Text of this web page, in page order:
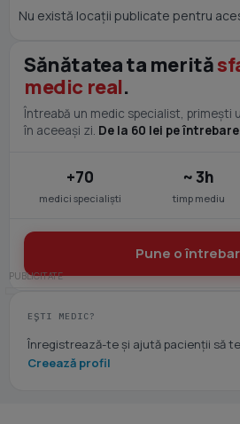
Nu există locații publicate pentru
Sănătatea ta merită
medic real.
Întreabă un medic specialist, primești
în aceeași zi. De la 60 lei pe
+70
medici specialiști
~ 3h
timp mediu
Pune o
EȘTI MEDIC?
Înregistrează-te și ajută pacienții să
Creează profil